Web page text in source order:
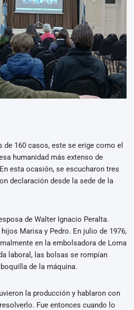
de 160 casos, este se erige como el
humanidad más extenso de
esta ocasión, se escucharon tres
declaración desde la sede de la
de Walter Ignacio Peralta.
Marisa y Pedro. En julio de 1976,
en la embolsadora de Loma
laboral, las bolsas se rompían
de la máquina.
la producción y hablaron con
Fue entonces cuando lo